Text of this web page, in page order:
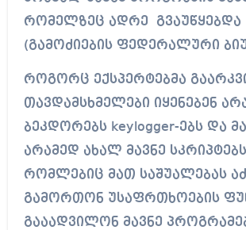
რომელზეც ადრე
(გამოძიების ფედერალური
როგორც ექსპერტებმა
თავდამსხმელები იყენებენ
ბეკდორებს keylogger-ებს და
არამედ ახალ მავნე
რომლებიც მათ საშუალებას
გამორთონ უსაფრთხოების
გააადვილონ მავნე